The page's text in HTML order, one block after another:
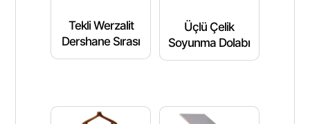
Tekli Werzalit
Dershane Sırası
Üçlü Çelik
Soyunma Dolabı